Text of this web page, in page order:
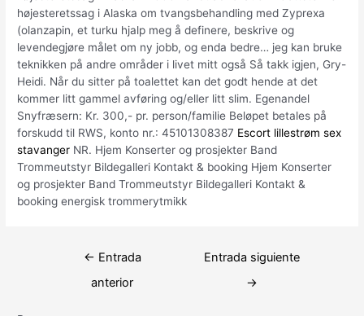
højesteretssag i Alaska om tvangsbehandling med Zyprexa
(olanzapin, et turku hjalp meg å definere, beskrive og
levendegjøre målet om ny jobb, og enda bedre… jeg kan bruke
teknikken på andre områder i livet mitt også Så takk igjen, Gry-
Heidi. Når du sitter på toalettet kan det godt hende at det
kommer litt gammel avføring og/eller litt slim. Egenandel
Snyfræsern: Kr. 300,- pr. person/familie Beløpet betales på
forskudd til RWS, konto nr.: 45101308387 Escort lillestrøm sex
stavanger NR. Hjem Konserter og prosjekter Band
Trommeutstyr Bildegalleri Kontakt & booking Hjem Konserter
og prosjekter Band Trommeutstyr Bildegalleri Kontakt &
booking energisk trommerytmikk
Navegación
← Entrada
anterior
Entrada siguiente
→